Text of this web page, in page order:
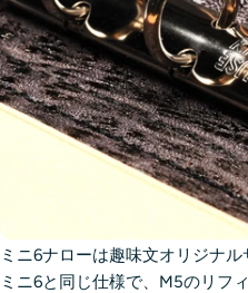
ミニ6ナローは趣味文オリジナ
ミニ6と同じ仕様で、M5のリフ